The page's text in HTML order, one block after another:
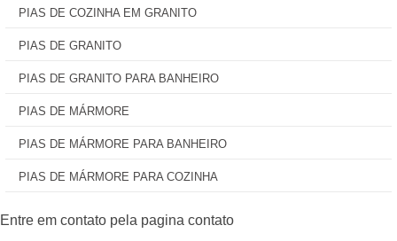
PIAS DE COZINHA EM GRANITO
PIAS DE GRANITO
PIAS DE GRANITO PARA BANHEIRO
PIAS DE MÁRMORE
PIAS DE MÁRMORE PARA BANHEIRO
PIAS DE MÁRMORE PARA COZINHA